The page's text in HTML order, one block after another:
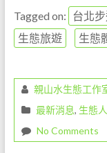
e
b
o
k
n
e
Tagged on: 台北
生態旅遊
生態
親山水生態工作
最新消息, 生態
No Comments